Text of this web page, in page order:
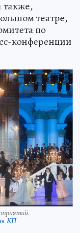
также,
театре,
по
конференции
КП